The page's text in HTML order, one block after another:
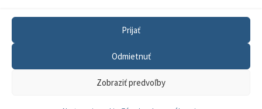
Prijať
Odmietnuť
Zobraziť predvoľby
Sprístupnenie informácií
GDPR